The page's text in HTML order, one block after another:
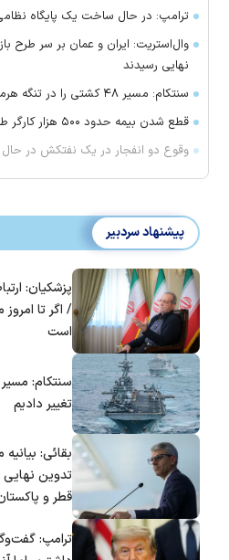
ترامپ: در حال ساخت یک پایگاه
وال‌استریت: ایران و عمان بر سر طرح
نهایی رسیدند
سنتکام: مسیر ۴۸ کشتی را در تنگه هرمز تغییر دادیم
قطع شدن بیمه حدود ۵۰۰ هزار کارگر طی پنج سال
وقوع دو انفجار در یک نفتکش در حال
پیشنهاد سردبیر
پزشکیان:
/ اگر تا
است
تغییر دادیم
بقائی:
تدوین نهایی
قطر و
ترامپ: